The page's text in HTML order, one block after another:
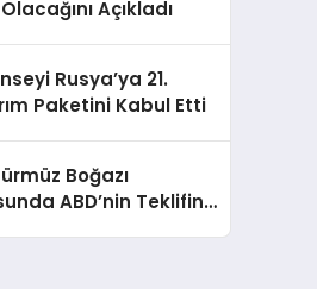
Açıkladı
Rusya’ya 21.
Paketini Kabul Etti
Boğazı
ABD’nin Teklifini